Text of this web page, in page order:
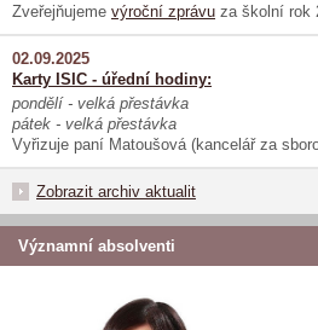
Zveřejňujeme výroční zprávu za školní rok
02.09.2025
Karty ISIC - úřední hodiny:
pondělí - velká přestávka
pátek - velká přestávka
Vyřizuje paní Matoušová (kancelář za
Zobrazit archiv aktualit
Významní absolventi